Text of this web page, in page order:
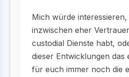
Mich würde
inzwischen eher
custodial Dienste habt,
dieser Entwicklungen das
für euch immer noch die